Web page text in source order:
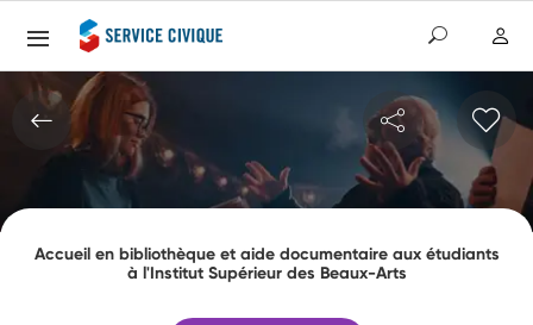
Accueil en bibliothèque et aide documentaire aux étudiants
à l'Institut Supérieur des Beaux-Arts